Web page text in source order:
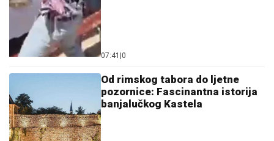
07:41 0
Od rimskog tabora do ljetne
pozornice: Fascinantna istorija
banjalučkog Kastela